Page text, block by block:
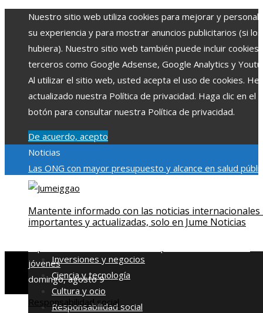
Nuestro sitio web utiliza cookies para mejorar y
su experiencia y para mostrar anuncios publicitarios (si los
hubiera). Nuestro sitio web también puede incluir cookies
terceros como Google Adsense, Google Analytics y
Al utilizar el sitio web, usted acepta el uso de cookies.
actualizado nuestra Política de privacidad. Haga clic en el
botón para consultar nuestra Política de privacidad.
De acuerdo, acepto
Noticias
Las ONG con mayor presupuesto y alcance en salud
educaciónImpacto económico y social de la estacionalidad
impacto en la regulación bancariaCómo la RSE impulsa el
desarrollo social y ambiental en comunidades chilenas
jóvenes
domingo, agosto 9
Mantente informado con las noticias internacionales
importantes y actualizadas, solo en Jume Noticias
Inversiones y negocios
Ciencia y tecnología
Cultura y ocio
Responsabilidad social
Responsabilidad social